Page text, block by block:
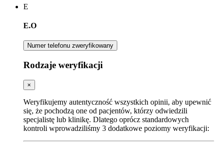
E
E.O
Numer telefonu zweryfikowany
Rodzaje weryfikacji
×
Weryfikujemy autentyczność wszystkich opinii, aby upewnić
się, że pochodzą one od pacjentów, którzy odwiedzili
specjalistę lub klinikę. Dlatego oprócz standardowych
kontroli wprowadziliśmy 3 dodatkowe poziomy weryfikacji: